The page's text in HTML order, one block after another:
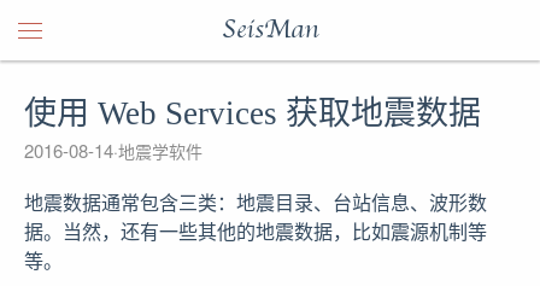
SeisMan
使用 Web Services 获取地震数据
2016-08-14 地震学软件
地震数据通常包含三类：地震目录、台站信息、波形数
据。当然，还有一些其他的地震数据，比如震源机制等
等。